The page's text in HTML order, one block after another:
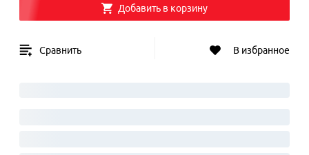
Добавить в корзину
Сравнить В избранное